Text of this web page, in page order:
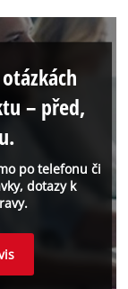
po telefonu či
dotazy k
– před,